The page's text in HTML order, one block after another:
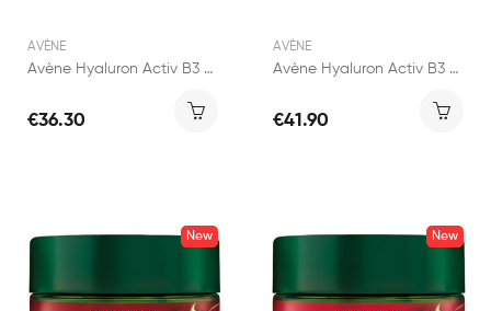
AVÈNE
Avène Hyaluron Activ B3 Recharge Aqua Gel-Crème...
€36.30
AVÈNE
Avène Hyaluron Activ B3 Aqua Gel 50ml
€41.90
New New